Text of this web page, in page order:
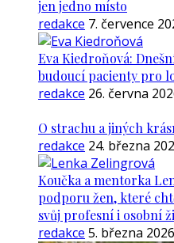
jen jedno místo
redakce 7. července
Eva Kiedroňová:
budoucí pacienty pro
redakce 26. června
O strachu a jiných
redakce 24. března
Koučka a mentorka
podporu žen, které
svůj profesní i osobní
redakce 5. března 2026